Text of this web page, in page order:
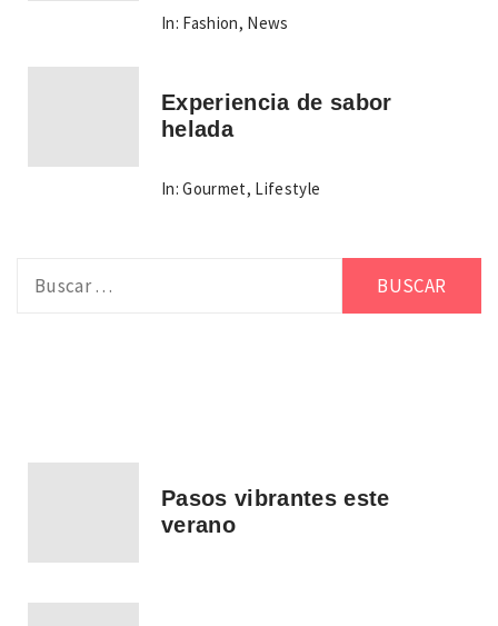
In: Fashion, News
Experiencia de sabor
helada
In: Gourmet, Lifestyle
Pasos vibrantes este
verano